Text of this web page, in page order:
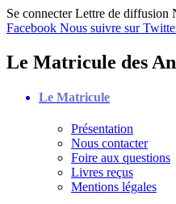
Se connecter Lettre de diffusion
Facebook Nous suivre sur
Le Matricule des
Le Matricule
Présentation
Nous contacter
Foire aux questions
Livres reçus
Mentions légales